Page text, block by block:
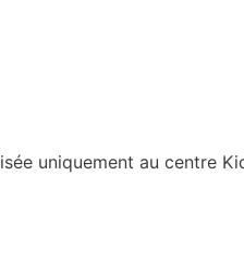
uniquement au centre